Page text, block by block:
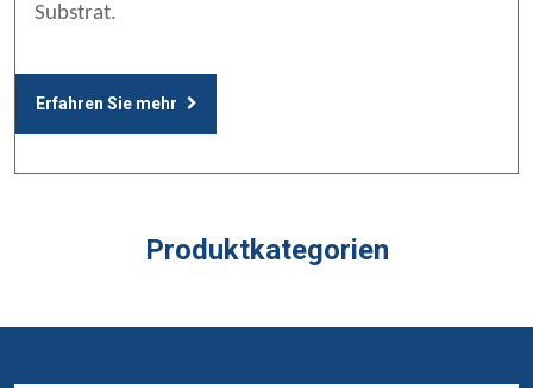
Substrat.
Erfahren Sie mehr
Produktkategorien